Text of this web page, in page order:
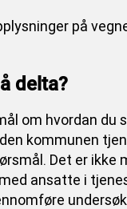
på
delta?
om hvordan
kommunen
Det er
ansatte i